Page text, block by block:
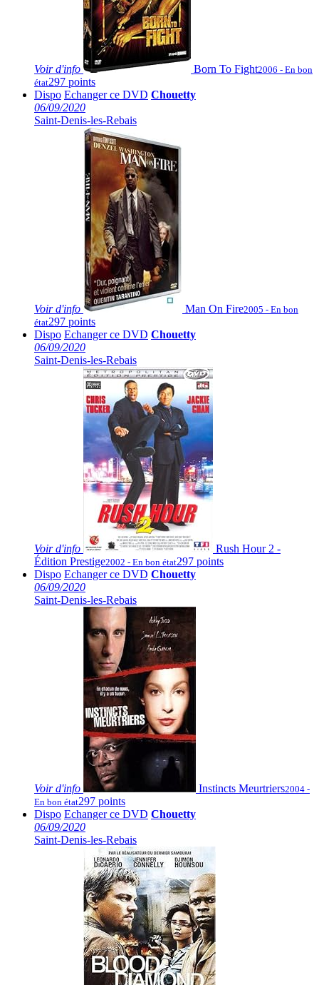
Voir d'info Born To Fight2006 - En bon
état297 points
Dispo Echanger ce DVD Chouetty
06/09/2020
Saint-Denis-les-Rebais
Voir d'info Man On Fire2005 - En bon
état297 points
Dispo Echanger ce DVD Chouetty
06/09/2020
Saint-Denis-les-Rebais
Voir d'info
Rush Hour 2 -
Édition Prestige2002 - En bon état297 points
Dispo Echanger ce DVD Chouetty
06/09/2020
Saint-Denis-les-Rebais
Voir d'info Instincts Meurtriers2004 -
En bon état297 points
Dispo Echanger ce DVD Chouetty
06/09/2020
Saint-Denis-les-Rebais